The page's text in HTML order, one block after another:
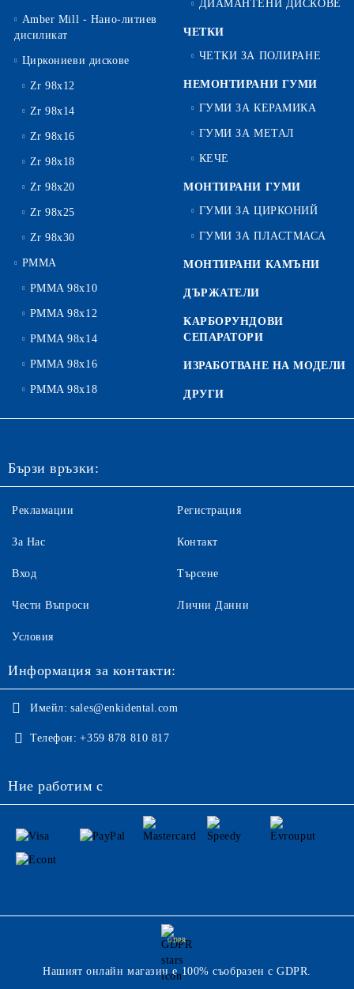
Amber Mill - Нано-литиев
дисиликат
Циркониеви дискове
Zr 98x12
Zr 98x14
Zr 98x16
Zr 98x18
Zr 98x20
Zr 98x25
Zr 98x30
PMMA
PMMA 98x10
PMMA 98x12
PMMA 98x14
PMMA 98x16
PMMA 98x18
ДИАМАНТЕНИ ДИСКОВЕ
ЧЕТКИ
ЧЕТКИ ЗА ПОЛИРАНЕ
НЕМОНТИРАНИ ГУМИ
ГУМИ ЗА КЕРАМИКА
ГУМИ ЗА МЕТАЛ
КЕЧЕ
МОНТИРАНИ ГУМИ
ГУМИ ЗА ЦИРКОНИЙ
ГУМИ ЗА ПЛАСТМАСА
МОНТИРАНИ КАМЪНИ
ДЪРЖАТЕЛИ
КАРБОРУНДОВИ
СЕПАРАТОРИ
ИЗРАБОТВАНЕ НА МОДЕЛИ
ДРУГИ
Бързи връзки:
Рекламации
За Нас
Вход
Чести Въпроси
Регистрация
Контакт
Търсене
Лични Данни
Условия
Информация за контакти:
Имейл: sales@enkidental.com
Телефон: +359 878 810 817
Ние работим с
GDPR
Нашият онлайн магазин е 100% съобразен с GDPR.